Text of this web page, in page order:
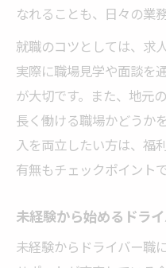
トラックとタクシ
トラックドラ
実態
ドライバー求人
い
転職先選びで
イント
い方法
トラックとタ
なれることも、日々の業
就職のコツとしては、求
実際に職場見学や面談を
が大切です。また、地元
長く働ける職場かどうか
入を両立したい方は、福
有無もチェックポイントで
未経験から始めるドラ
未経験からドライバー職